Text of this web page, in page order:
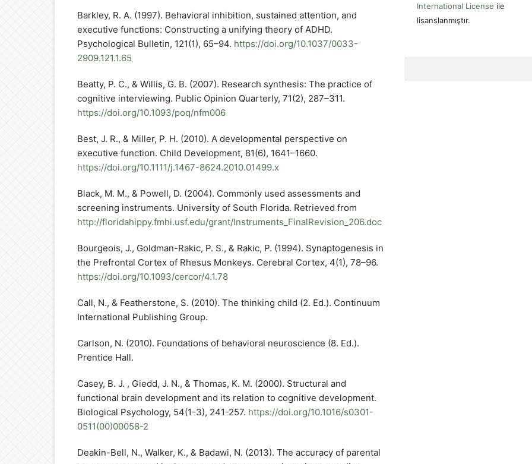
Barkley, R. A. (1997). Behavioral inhibition, sustained attention, and
executive functions: Constructing a unifying theory of ADHD.
Psychological Bulletin, 121(1), 65–94. https://doi.org/10.1037/0033-
2909.121.1.65
Beatty, P. C., & Willis, G. B. (2007). Research synthesis: The practice of
cognitive interviewing. Public Opinion Quarterly, 71(2), 287–311.
https://doi.org/10.1093/poq/nfm006
Best, J. R., & Miller, P. H. (2010). A developmental perspective on
executive function. Child Development, 81(6), 1641–1660.
https://doi.org/10.1111/j.1467-8624.2010.01499.x
Black, M. M., & Powell, D. (2004). Commonly used assessments and
screening instruments. University of South Florida. Retrieved from
http://floridahippy.fmhi.usf.edu/grant/Instruments_FinalRevision_206.doc
Bourgeois, J., Goldman-Rakic, P. S., & Rakic, P. (1994). Synaptogenesis in
the Prefrontal Cortex of Rhesus Monkeys. Cerebral Cortex, 4(1), 78–96.
https://doi.org/10.1093/cercor/4.1.78
Call, N., & Featherstone, S. (2010). The thinking child (2. Ed.). Continuum
International Publishing Group.
Carlson, N. (2010). Foundations of behavioral neuroscience (8. Ed.).
Prentice Hall.
Casey, B. J. , Giedd, J. N., & Thomas, K. M. (2000). Structural and
functional brain development and its relation to cognitive development.
Biological Psychology, 54(1-3), 241-257. https://doi.org/10.1016/s0301-
0511(00)00058-2
Deakin-Bell, N., Walker, K., & Badawi, N. (2013). The accuracy of parental
International License ile
lisanslanmıştır.